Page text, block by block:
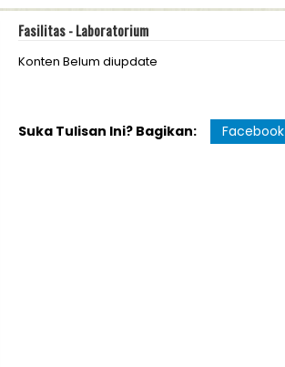
Fasilitas - Laboratorium
Konten Belum diupdate
Suka Tulisan Ini? Bagikan: Facebook